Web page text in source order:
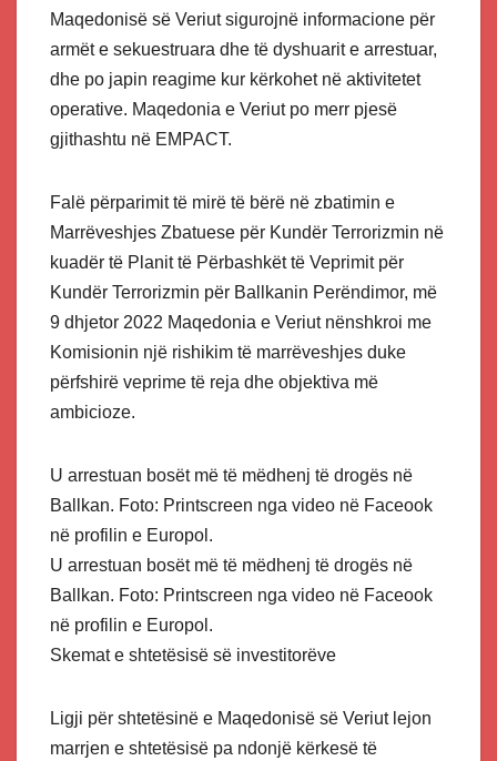
Maqedonisë së Veriut sigurojnë informacione për
armët e sekuestruara dhe të dyshuarit e arrestuar,
dhe po japin reagime kur kërkohet në aktivitetet
operative. Maqedonia e Veriut po merr pjesë
gjithashtu në EMPACT.
Falë përparimit të mirë të bërë në zbatimin e
Marrëveshjes Zbatuese për Kundër Terrorizmin në
kuadër të Planit të Përbashkët të Veprimit për
Kundër Terrorizmin për Ballkanin Perëndimor, më
9 dhjetor 2022 Maqedonia e Veriut nënshkroi me
Komisionin një rishikim të marrëveshjes duke
përfshirë veprime të reja dhe objektiva më
ambicioze.
U arrestuan bosët më të mëdhenj të drogës në
Ballkan. Foto: Printscreen nga video në Faceook
në profilin e Europol.
U arrestuan bosët më të mëdhenj të drogës në
Ballkan. Foto: Printscreen nga video në Faceook
në profilin e Europol.
Skemat e shtetësisë së investitorëve
Ligji për shtetësinë e Maqedonisë së Veriut lejon
marrjen e shtetësisë pa ndonjë kërkesë të